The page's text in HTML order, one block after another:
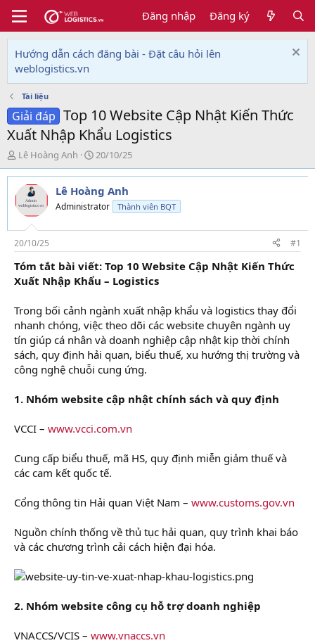
Đăng nhập Đăng ký
Hướng dẫn cách đăng bài - Đặt câu hỏi lên
weblogistics.vn
Tài liệu
Giải đáp Top 10 Website Cập Nhật Kiến Thức
Xuất Nhập Khẩu Logistics
T
h
r
e
a
d
s
t
a
r
t
r
Lê Hoàng Anh
N
g
à
y
g
i
20/10/25
Lê Hoàng Anh
Administrator Thành viên BQT
20/10/25 #1
Tóm tắt bài viết: Top 10 Website Cập Nhật Kiến Thức
Xuất Nhập Khẩu – Logistics
Trong bối cảnh ngành xuất nhập khẩu và logistics thay đổi
nhanh chóng, việc theo dõi các website chuyên ngành uy
tín giúp cá nhân và doanh nghiệp cập nhật kịp thời chính
sách, quy định hải quan, biểu thuế, xu hướng thị trường và
công nghệ chuỗi cung ứng.
1. Nhóm website cập nhật chính sách và quy định
VCCI – www.vcci.com.vn
Cung cấp biểu thuế, mã HS, quy định miễn giảm thuế và
các cam kết quốc tế.
Cổng thông tin Hải quan Việt Nam – www.customs.gov.vn
Nguồn chính thống về thủ tục hải quan, quy trình khai báo
và các chương trình cải cách hiện đại hóa.
2. Nhóm website công cụ hỗ trợ doanh nghiệp
VNACCS/VCIS – www.vnaccs.vn